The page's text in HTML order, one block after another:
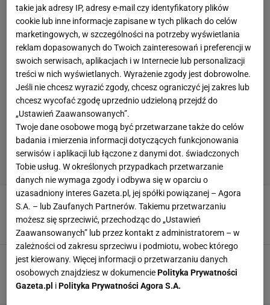
Żyła upadł i zalał się krwią. Sceny
w Wiśle
SUBSKRYPCJA
Kibice pokazali, co naprawdę myślą
o skokach. To aż nie do wiary
SUBSKRYPCJA
takie jak adresy IP, adresy e-mail czy identyfikatory plików
cookie lub inne informacje zapisane w tych plikach do celów
marketingowych, w szczególności na potrzeby wyświetlania
reklam dopasowanych do Twoich zainteresowań i preferencji w
swoich serwisach, aplikacjach i w Internecie lub personalizacji
treści w nich wyświetlanych. Wyrażenie zgody jest dobrowolne.
Jeśli nie chcesz wyrazić zgody, chcesz ograniczyć jej zakres lub
chcesz wycofać zgodę uprzednio udzieloną przejdź do
„Ustawień Zaawansowanych”.
Twoje dane osobowe mogą być przetwarzane także do celów
badania i mierzenia informacji dotyczących funkcjonowania
serwisów i aplikacji lub łączone z danymi dot. świadczonych
Tobie usług. W określonych przypadkach przetwarzanie
danych nie wymaga zgody i odbywa się w oparciu o
uzasadniony interes Gazeta.pl, jej spółki powiązanej – Agora
S.A. – lub Zaufanych Partnerów. Takiemu przetwarzaniu
możesz się sprzeciwić, przechodząc do „Ustawień
Zaawansowanych” lub przez kontakt z administratorem – w
zależności od zakresu sprzeciwu i podmiotu, wobec którego
jest kierowany. Więcej informacji o przetwarzaniu danych
osobowych znajdziesz w dokumenciePolityka Prywatności
Gazeta.pl iPolityka Prywatności Agora S.A.